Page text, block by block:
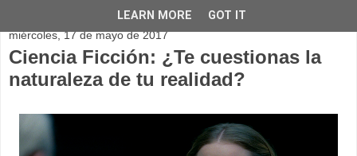
miércoles, 17 de mayo de 2017
Ciencia Ficción: ¿Te cuestionas la
naturaleza de tu realidad?
LEARN MORE GOT IT